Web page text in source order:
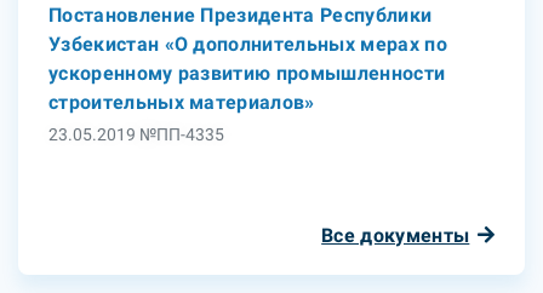
Постановление Президента Республики
Узбекистан «О дополнительных мерах по
ускоренному развитию промышленности
строительных материалов»
23.05.2019 №ПП-4335
Все документы